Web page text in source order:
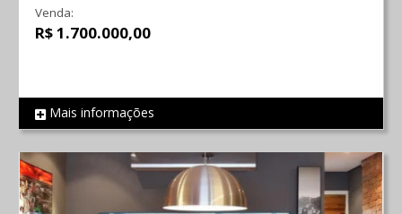
REF 821
Venda:
R$ 1.700.000,00
Mais informações